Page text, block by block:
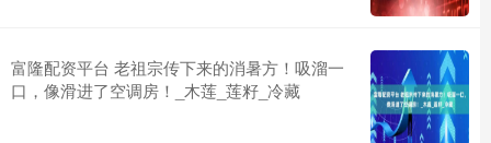
富隆配资平台 老祖宗传下来的消暑方！吸溜一
口，像滑进了空调房！_木莲_莲籽_冷藏